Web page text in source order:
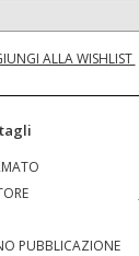
ALLA WISHLIST
PUBBLICAZIONE